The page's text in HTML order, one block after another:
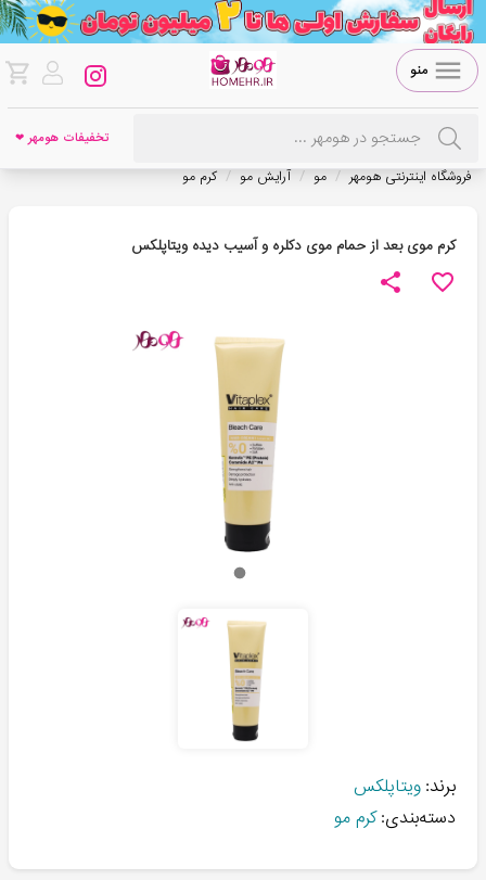
منو
تخفیفات هومهر ❤
فروشگاه اینترنتی هومهر / مو / آرایش مو / کرم مو
کرم موی بعد از حمام موی دکلره و آسیب دیده ویتاپلکس
برند: ویتاپلکس
دسته‌بندی: کرم مو